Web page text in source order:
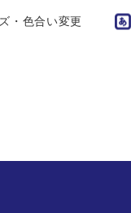
・色合い変更